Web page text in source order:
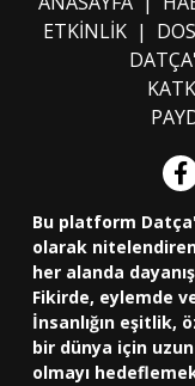
ETKİNLİK|
Bu platform
olarak
her alanda
Fikirde, eylemde
İnsanlığın eşitlik,
bir dünya için
olmayı